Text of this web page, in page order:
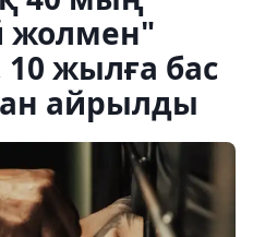
жолмен"
жылға бас
айрылды